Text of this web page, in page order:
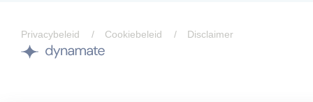
Privacybeleid Cookiebeleid
Disclaimer
Site